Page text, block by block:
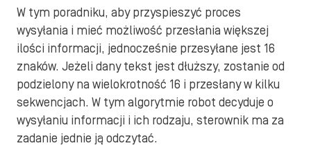
W tym poradniku, aby przyspieszyć proces
wysyłania i mieć możliwość przesłania większej
ilości informacji, jednocześnie przesyłane jest 16
znaków. Jeżeli dany tekst jest dłuższy, zostanie od
podzielony na wielokrotność 16 i przesłany w kilku
sekwencjach. W tym algorytmie robot decyduje o
wysyłaniu informacji i ich rodzaju, sterownik ma za
zadanie jednie ją odczytać.